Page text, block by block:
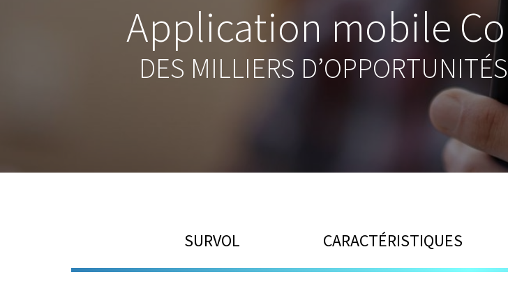
Application mobile
DES MILLIERS
SURVOL CARACTÉRISTIQUES